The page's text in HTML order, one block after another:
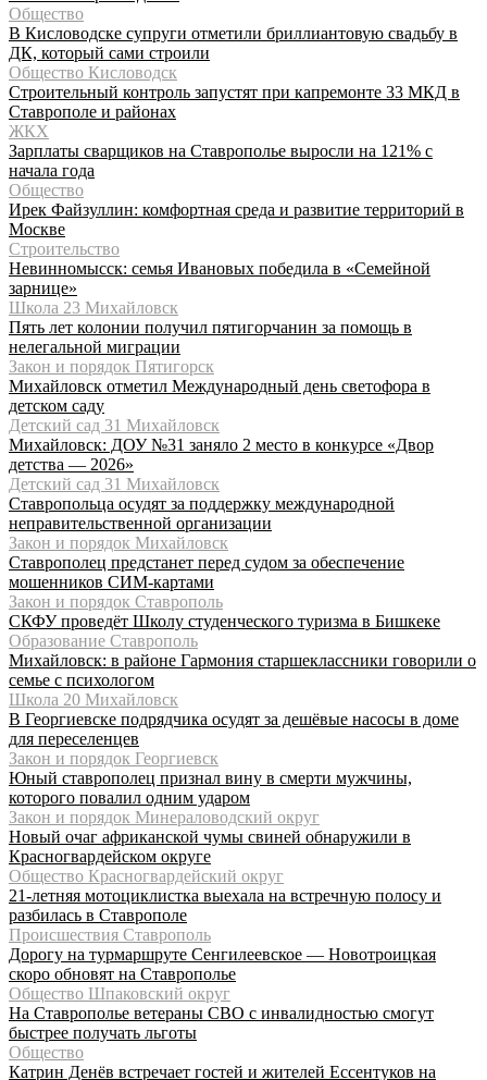
Общество
В Кисловодске супруги отметили бриллиантовую свадьбу в
ДК, который сами строили
Общество Кисловодск
Строительный контроль запустят при капремонте 33 МКД в
Ставрополе и районах
ЖКХ
Зарплаты сварщиков на Ставрополье выросли на 121% с
начала года
Общество
Ирек Файзуллин: комфортная среда и развитие территорий в
Москве
Строительство
Невинномысск: семья Ивановых победила в «Семейной
зарнице»
Школа 23 Михайловск
Пять лет колонии получил пятигорчанин за помощь в
нелегальной миграции
Закон и порядок Пятигорск
Михайловск отметил Международный день светофора в
детском саду
Детский сад 31 Михайловск
Михайловск: ДОУ №31 заняло 2 место в конкурсе «Двор
детства — 2026»
Детский сад 31 Михайловск
Ставропольца осудят за поддержку международной
неправительственной организации
Закон и порядок Михайловск
Ставрополец предстанет перед судом за обеспечение
мошенников СИМ-картами
Закон и порядок Ставрополь
СКФУ проведёт Школу студенческого туризма в Бишкеке
Образование Ставрополь
Михайловск: в районе Гармония старшеклассники говорили о
семье с психологом
Школа 20 Михайловск
В Георгиевске подрядчика осудят за дешёвые насосы в доме
для переселенцев
Закон и порядок Георгиевск
Юный ставрополец признал вину в смерти мужчины,
которого повалил одним ударом
Закон и порядок Минераловодский округ
Новый очаг африканской чумы свиней обнаружили в
Красногвардейском округе
Общество Красногвардейский округ
21-летняя мотоциклистка выехала на встречную полосу и
разбилась в Ставрополе
Происшествия Ставрополь
Дорогу на турмаршруте Сенгилеевское — Новотроицкая
скоро обновят на Ставрополье
Общество Шпаковский округ
На Ставрополье ветераны СВО с инвалидностью смогут
быстрее получать льготы
Общество
Катрин Денёв встречает гостей и жителей Ессентуков на